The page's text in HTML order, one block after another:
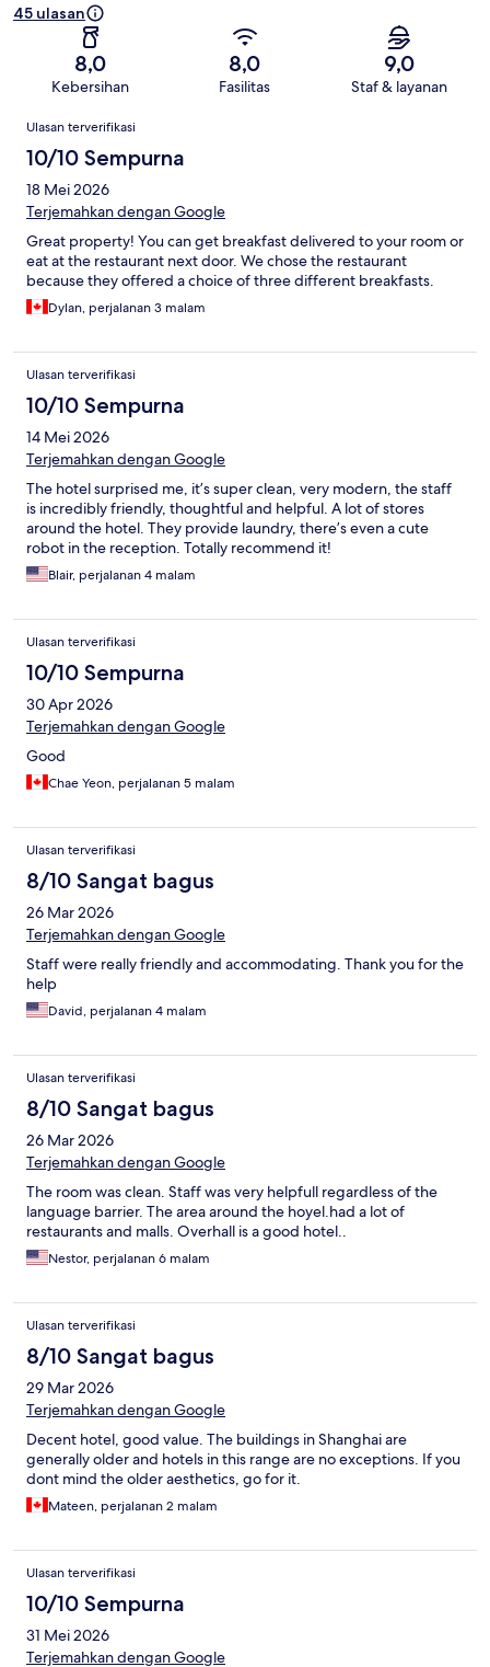
45 ulasan
8,0
Kebersihan
8,0
Fasilitas
9,0
Staf & layanan
Ulasan
Ulasan terverifikasi
10/10 Sempurna
18 Mei 2026
Terjemahkan dengan Google
Great property! You can get breakfast delivered to your room or
eat at the restaurant next door. We chose the restaurant
because they offered a choice of three different breakfasts.
Dylan, perjalanan 3 malam
Ulasan terverifikasi
10/10 Sempurna
14 Mei 2026
Terjemahkan dengan Google
The hotel surprised me, it’s super clean, very modern, the staff
is incredibly friendly, thoughtful and helpful. A lot of stores
around the hotel. They provide laundry, there’s even a cute
robot in the reception. Totally recommend it!
Blair, perjalanan 4 malam
Ulasan terverifikasi
10/10 Sempurna
30 Apr 2026
Terjemahkan dengan Google
Good
Chae Yeon, perjalanan 5 malam
Ulasan terverifikasi
8/10 Sangat bagus
26 Mar 2026
Terjemahkan dengan Google
Staff were really friendly and accommodating. Thank you for the
help
David, perjalanan 4 malam
Ulasan terverifikasi
8/10 Sangat bagus
26 Mar 2026
Terjemahkan dengan Google
The room was clean. Staff was very helpfull regardless of the
language barrier. The area around the hoyel.had a lot of
restaurants and malls. Overhall is a good hotel..
Nestor, perjalanan 6 malam
Ulasan terverifikasi
8/10 Sangat bagus
29 Mar 2026
Terjemahkan dengan Google
Decent hotel, good value. The buildings in Shanghai are
generally older and hotels in this range are no exceptions. If you
dont mind the older aesthetics, go for it.
Mateen, perjalanan 2 malam
Ulasan terverifikasi
10/10 Sempurna
31 Mei 2026
Terjemahkan dengan Google